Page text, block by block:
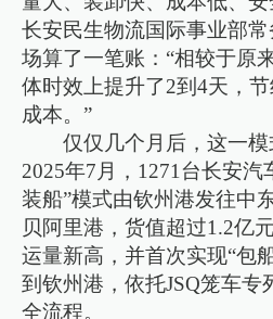
长安民生物流国际事业部
场算了一笔账：“相较于原
体时效上提升了2到4天，
成本。”
仅仅几个月后，这一模
2025年7月，1271台长安汽
装船”模式由钦州港发往中
贝阿里港，货值超过1.2亿
运量新高，并首次实现“包
到钦州港，依托JSQ笼车专
全流程。